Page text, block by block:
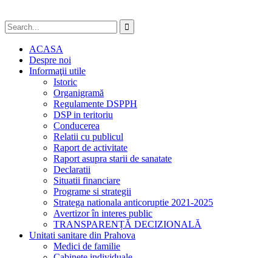
ACASA
Despre noi
Informaţii utile
Istoric
Organigramă
Regulamente DSPPH
DSP in teritoriu
Conducerea
Relatii cu publicul
Raport de activitate
Raport asupra starii de sanatate
Declaratii
Situatii financiare
Programe si strategii
Stratega nationala anticoruptie 2021-2025
Avertizor în interes public
TRANSPARENȚĂ DECIZIONALĂ
Unitati sanitare din Prahova
Medici de familie